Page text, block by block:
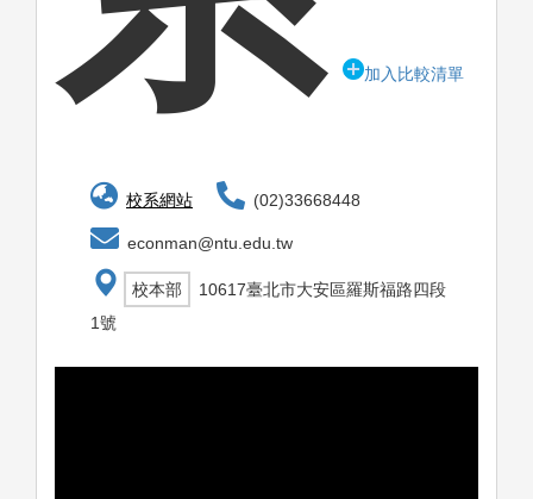
加入比較清單
校系網站 (02)33668448
econman@ntu.edu.tw
校本部
10617臺北市大安區羅斯福路四段
1號